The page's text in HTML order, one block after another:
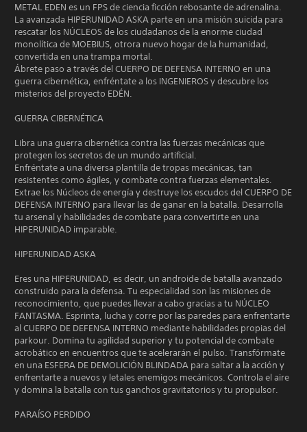
METAL EDEN es un FPS de ciencia ficción rebosante de adrenalina.
La avanzada HIPERUNIDAD ASKA parte en una misión suicida para
rescatar los NÚCLEOS de los ciudadanos de la enorme ciudad
monolítica de MOEBIUS, otrora nuevo hogar de la humanidad,
convertida en una trampa mortal.
Ábrete paso a través del CUERPO DE DEFENSA INTERNO en una
guerra cibernética, enfréntate a los INGENIEROS y descubre los
misterios del proyecto EDÉN.
GUERRA CIBERNÉTICA
Libra una guerra cibernética contra las fuerzas mecánicas que
protegen los secretos de un mundo artificial.
Enfréntate a una diversa plantilla de tropas mecánicas, tan
resistentes como ágiles, y combate contra fuerzas elementales.
Extrae los Núcleos de energía y destruye los escudos del CUERPO DE
DEFENSA INTERNO para llevar las de ganar en la batalla. Desarrolla
tu arsenal y habilidades de combate para convertirte en una
HIPERUNIDAD imparable.
HIPERUNIDAD ASKA
Eres una HIPERUNIDAD, es decir, un androide de batalla avanzado
construido para la defensa. Tu especialidad son las misiones de
reconocimiento, que puedes llevar a cabo gracias a tu NÚCLEO
FANTASMA. Esprinta, lucha y corre por las paredes para enfrentarte
al CUERPO DE DEFENSA INTERNO mediante habilidades propias del
parkour. Domina tu agilidad superior y tu potencial de combate
acrobático en encuentros que te acelerarán el pulso. Transfórmate
en una ESFERA DE DEMOLICIÓN BLINDADA para saltar a la acción y
enfrentarte a nuevos y letales enemigos mecánicos. Controla el aire
y domina la batalla con tus ganchos gravitatorios y tu propulsor.
PARAÍSO PERDIDO